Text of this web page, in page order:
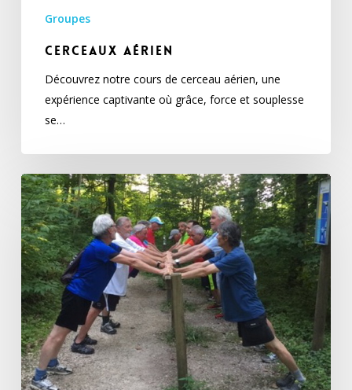
Groupes
Cerceaux aérien
Découvrez notre cours de cerceau aérien, une
expérience captivante où grâce, force et souplesse
se…
Hommes
seniors